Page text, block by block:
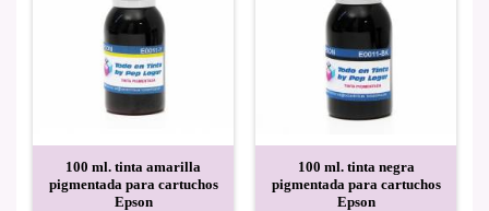
100 ml. tinta amarilla
pigmentada para cartuchos
Epson
100 ml. tinta negra
pigmentada para cartuchos
Epson